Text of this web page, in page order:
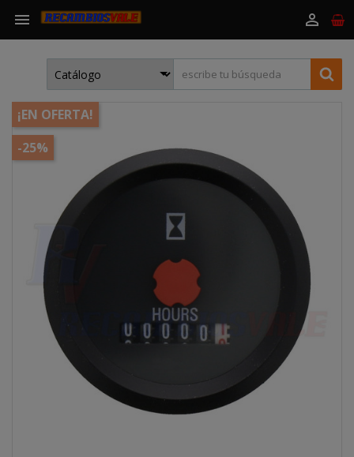
 
¡EN OFERTA!
-25%